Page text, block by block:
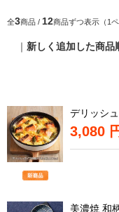
全3商品 / 12商品ずつ表示（1
｜ 新しく追加した商品
デリッシ
3,080
美濃焼 和